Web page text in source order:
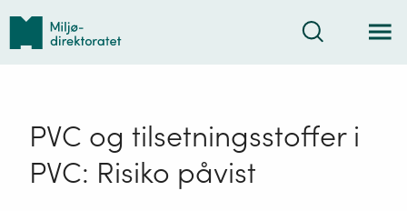
Tilbake
forsiden
Søk
PVC og tilsetningsstoffer i
PVC: Risiko påvist